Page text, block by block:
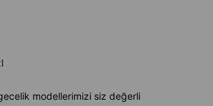
modellerimizi siz değerli